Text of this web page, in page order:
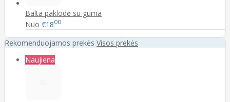
Balta paklodė su guma
Nuo €1800
Rekomenduojamos prekės Visos prekės
Naujiena